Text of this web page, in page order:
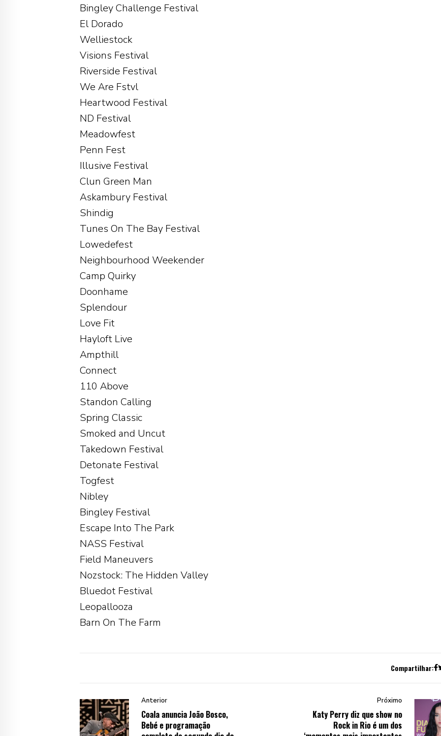
Bingley Challenge Festival
El Dorado
Welliestock
Visions Festival
Riverside Festival
We Are Fstvl
Heartwood Festival
ND Festival
Meadowfest
Penn Fest
Illusive Festival
Clun Green Man
Askambury Festival
Shindig
Tunes On The Bay Festival
Lowedefest
Neighbourhood Weekender
Camp Quirky
Doonhame
Splendour
Love Fit
Hayloft Live
Ampthill
Connect
110 Above
Standon Calling
Spring Classic
Smoked and Uncut
Takedown Festival
Detonate Festival
Togfest
Nibley
Bingley Festival
Escape Into The Park
NASS Festival
Field Maneuvers
Nozstock: The Hidden Valley
Bluedot Festival
Leopallooza
Barn On The Farm
Compartilhar:
Anterior
Coala anuncia João Bosco,
Bebé e programação
Próximo
Katy Perry diz que show no
Rock in Rio é um dos